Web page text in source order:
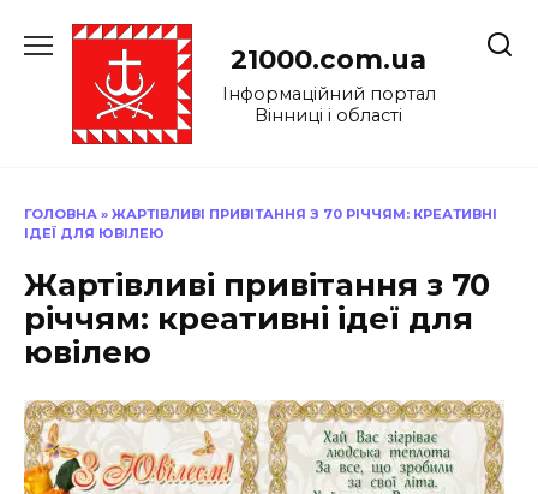
до
21000.com.ua
Інформаційний портал
Вінниці і області
ГОЛОВНА » ЖАРТІВЛИВІ ПРИВІТАННЯ З 70 РІЧЧЯМ: КРЕАТИВНІ
ІДЕЇ ДЛЯ ЮВІЛЕЮ
Жартівливі привітання з 70
річчям: креативні ідеї для
ювілею